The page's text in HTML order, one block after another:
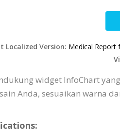
Localized Version: Medical Report
widget InfoChart
Anda, sesuaikan warna